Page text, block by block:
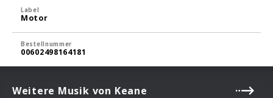
Label
Motor
Bestellnummer
00602498164181
Weitere Musik von Keane